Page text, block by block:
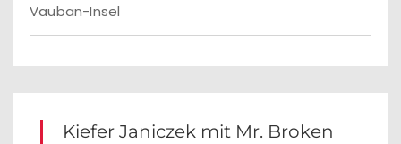
Vauban-Insel
Kiefer Janiczek mit Mr. Broken